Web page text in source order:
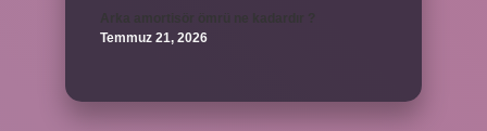
Temmuz 21, 2026